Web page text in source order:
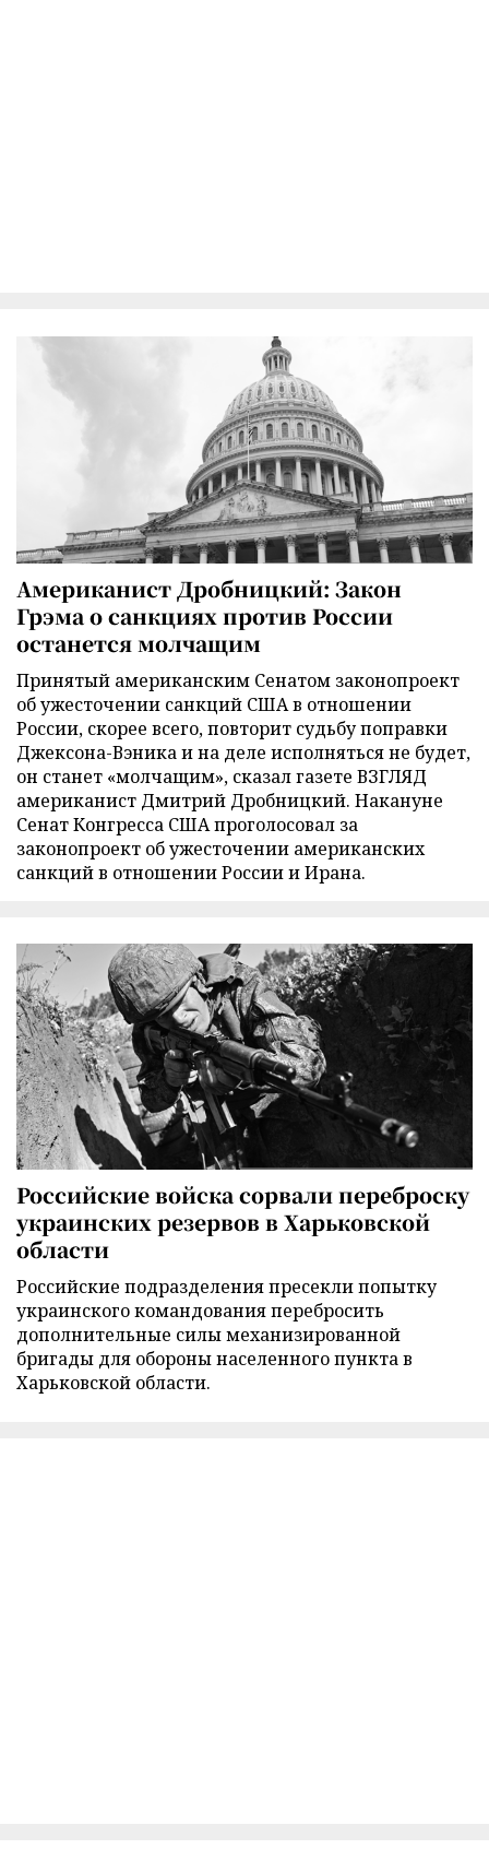
Американист Дробницкий: Закон
Грэма о санкциях против России
останется молчащим
Принятый американским Сенатом законопроект
об ужесточении санкций США в отношении
России, скорее всего, повторит судьбу поправки
Джексона-Вэника и на деле исполняться не будет,
он станет «молчащим», сказал газете ВЗГЛЯД
американист Дмитрий Дробницкий. Накануне
Сенат Конгресса США проголосовал за
законопроект об ужесточении американских
санкций в отношении России и Ирана.
Российские войска сорвали переброску
украинских резервов в Харьковской
области
Российские подразделения пресекли попытку
украинского командования перебросить
дополнительные силы механизированной
бригады для обороны населенного пункта в
Харьковской области.